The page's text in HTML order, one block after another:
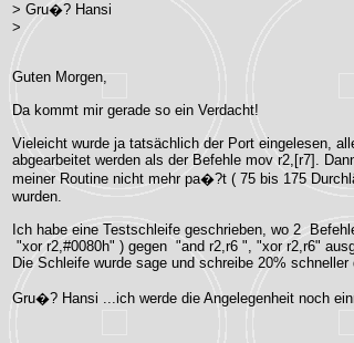
> Gru�? Hansi
>
Guten Morgen,
Da kommt mir gerade so ein Verdacht!
Vieleicht wurde ja tatsächlich der Port eingelesen,
abgearbeitet werden als der Befehle mov r2,[r7].
meiner Routine nicht mehr pa�?t ( 75 bis 175
wurden.
Ich habe eine Testschleife geschrieben, wo 2
"xor r2,#0080h" ) gegen "and r2,r6 ", "xor r2,r6"
Die Schleife wurde sage und schreibe 20% schneller
Gru�? Hansi ...ich werde die Angelegenheit noch